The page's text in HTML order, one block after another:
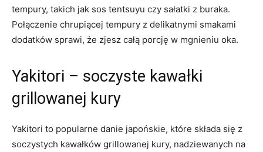
tempury, takich jak sos tentsuyu czy sałatki z buraka.
Połączenie chrupiącej tempury z delikatnymi smakami
dodatków sprawi, że zjesz całą porcję w mgnieniu oka.
Yakitori – soczyste kawałki
grillowanej kury
Yakitori to popularne danie japońskie, które składa się z
soczystych kawałków grillowanej kury, nadziewanych na